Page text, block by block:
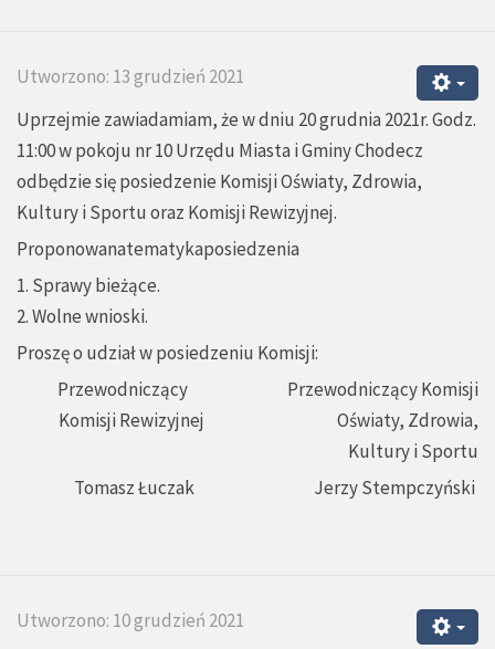
Utworzono: 13 grudzień 2021
Uprzejmie zawiadamiam, że w dniu 20 grudnia 2021r. Godz.
11:00 w pokoju nr 10 Urzędu Miasta i Gminy Chodecz
odbędzie się posiedzenie Komisji Oświaty, Zdrowia,
Kultury i Sportu oraz Komisji Rewizyjnej.
Proponowanatematykaposiedzenia
1. Sprawy bieżące.
2. Wolne wnioski.
Proszę o udział w posiedzeniu Komisji:
Przewodniczący Przewodniczący Komisji
Komisji Rewizyjnej Oświaty, Zdrowia,
Kultury i Sportu
Tomasz Łuczak Jerzy Stempczyński
Utworzono: 10 grudzień 2021